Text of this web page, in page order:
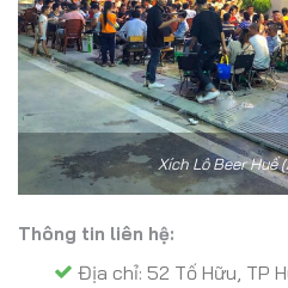
Xích Lô Beer Huế
Thông tin liên hệ:
Địa chỉ: 52 Tố Hữu, TP